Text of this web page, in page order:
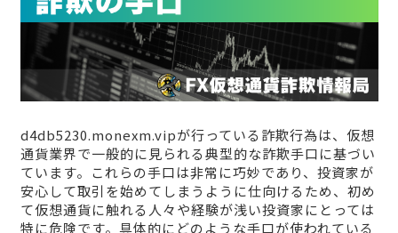
d4db5230.monexm.vipが行っている詐欺行為は、仮想
通貨業界で一般的に見られる典型的な詐欺手口に基づい
ています。これらの手口は非常に巧妙であり、投資家が
安心して取引を始めてしまうように仕向けるため、初め
て仮想通貨に触れる人々や経験が浅い投資家にとっては
特に危険です。具体的にどのような手口が使われている